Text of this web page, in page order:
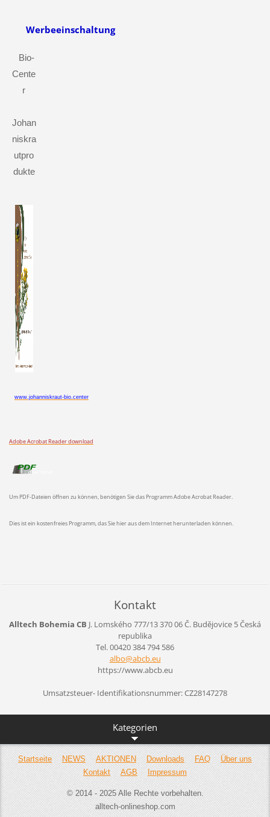
Werbeeinschaltung
Bio-
Cente
r
Johan
niskra
utpro
dukte
www.johanniskraut-bio.center
Adobe Acrobat Reader download
Um PDF-Dateien öffnen zu können, benötigen Sie das Programm Adobe Acrobat Reader.
Dies ist ein kostenfreies Programm, das Sie hier aus dem Internet herunterladen können.
Kontakt
Alltech Bohemia CB J. Lomského 777/13370 06 Č. Budějovice 5Česká
republika
Tel. 00420 384 794 586
albo@abcb.eu
https://www.abcb.eu
Umsatzsteuer- Identifikationsnummer: CZ28147278
Kategorien
Startseite NEWS AKTIONEN Downloads FAQ
Über uns
Kontakt
AGB Impressum
© 2014 - 2025 Alle Rechte vorbehalten.
alltech-onlineshop.com